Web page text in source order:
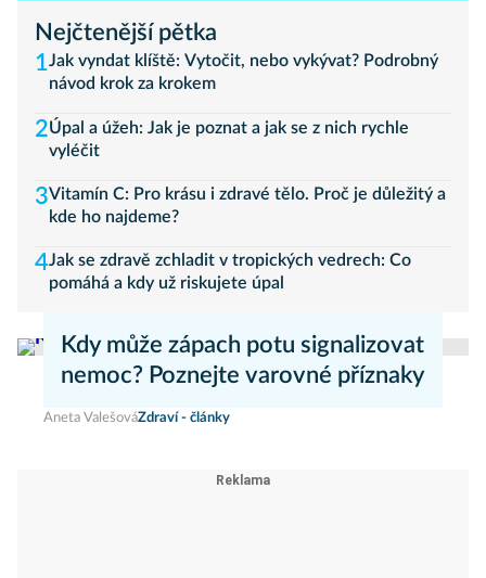
Nejčtenější pětka
1Jak vyndat klíště: Vytočit, nebo vykývat? Podrobný
návod krok za krokem
2Úpal a úžeh: Jak je poznat a jak se z nich rychle
vyléčit
3Vitamín C: Pro krásu i zdravé tělo. Proč je důležitý a
kde ho najdeme?
4Jak se zdravě zchladit v tropických vedrech: Co
pomáhá a kdy už riskujete úpal
Kdy může zápach potu signalizovat
nemoc? Poznejte varovné příznaky
Aneta ValešováZdraví - články